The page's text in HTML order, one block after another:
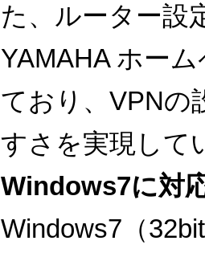
た、ルーター設
YAMAHA ホー
ており、VPNの
すさを実現して
Windows7に対
Windows7（